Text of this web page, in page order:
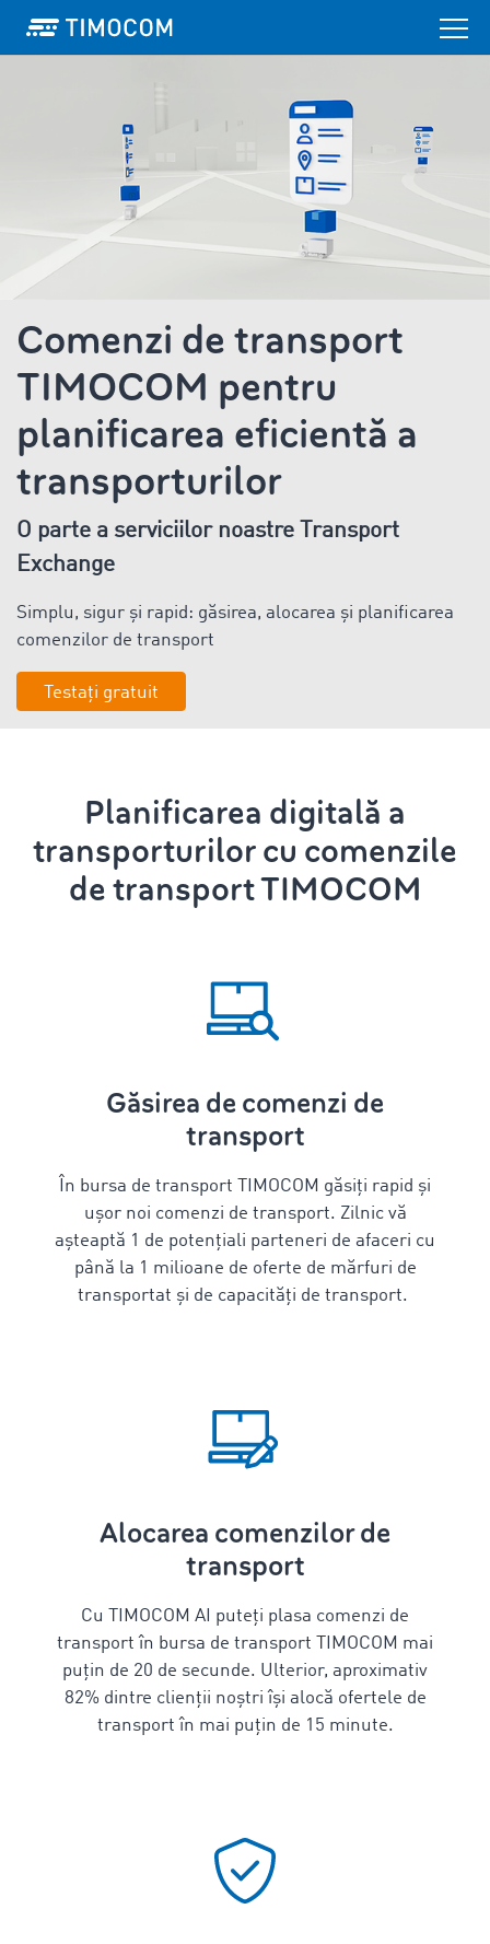
Comenzi de transport
TIMOCOM pentru
planificarea eficientă a
transporturilor
O parte a serviciilor noastre Transport
Exchange
Simplu, sigur și rapid: găsirea, alocarea și planificarea
comenzilor de transport
Testați gratuit
Planificarea digitală a
transporturilor cu comenzile
de transportTIMOCOM
Găsirea de comenzi de
transport
În bursa de transport TIMOCOM găsiți rapid și
ușor noi comenzi de transport. Zilnic vă
așteaptă 1 de potențiali parteneri de afaceri cu
până la 1 milioane de oferte de mărfuri de
transportat și de capacități de transport.
Alocarea comenzilor de
transport
Cu TIMOCOM AI puteți plasa comenzi de
transport în bursa de transport TIMOCOM mai
puțin de 20 de secunde. Ulterior, aproximativ
82% dintre clienții noștri își alocă ofertele de
transport în mai puțin de 15 minute.